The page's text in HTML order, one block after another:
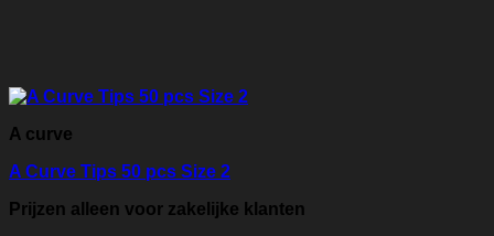
A curve
A Curve Tips 50 pcs Size 2
Prijzen alleen voor zakelijke klanten